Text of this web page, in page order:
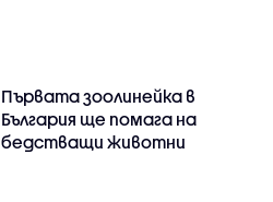
Първата зоолинейка в
България ще помага на
бедстващи животни